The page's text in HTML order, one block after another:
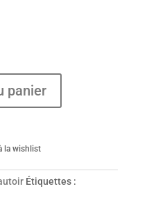
panier
la wishlist
Étiquettes :